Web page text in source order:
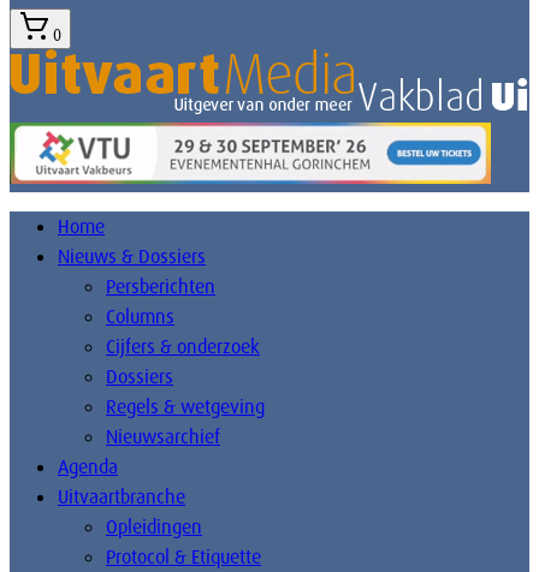
0
Home
Nieuws & Dossiers
Persberichten
Columns
Cijfers & onderzoek
Dossiers
Regels & wetgeving
Nieuwsarchief
Agenda
Uitvaartbranche
Opleidingen
Protocol & Etiquette